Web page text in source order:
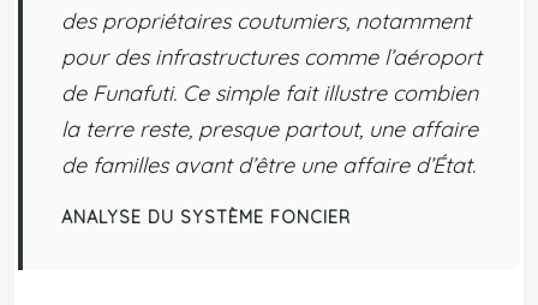
des propriétaires coutumiers, notamment
pour des infrastructures comme l’aéroport
de Funafuti. Ce simple fait illustre combien
la terre reste, presque partout, une affaire
de familles avant d’être une affaire d’État.
ANALYSE DU SYSTÈME FONCIER